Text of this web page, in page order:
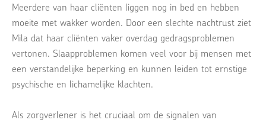
Meerdere van haar cliënten liggen nog in bed en hebben
moeite met wakker worden. Door een slechte nachtrust ziet
Mila dat haar cliënten vaker overdag gedragsproblemen
vertonen. Slaapproblemen komen veel voor bij mensen met
een verstandelijke beperking en kunnen leiden tot ernstige
psychische en lichamelijke klachten.
Als zorgverlener is het cruciaal om de signalen van